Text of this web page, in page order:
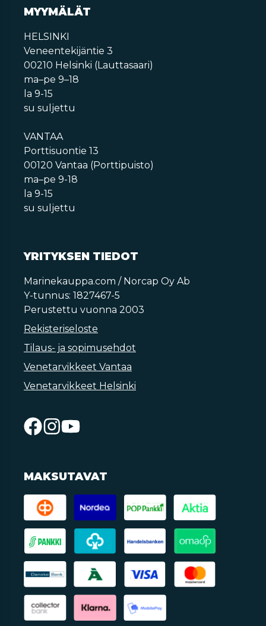
MYYMÄLÄT
HELSINKI
Veneentekijäntie 3
00210 Helsinki (Lauttasaari)
ma–pe 9–18
la 9-15
su suljettu
VANTAA
Porttisuontie 13
00120 Vantaa (Porttipuisto)
ma–pe 9-18
la 9-15
su suljettu
YRITYKSEN TIEDOT
Marinekauppa.com / Norcap Oy Ab
Y-tunnus: 1827467-5
Perustettu vuonna 2003
Rekisteriseloste
Tilaus- ja sopimusehdot
Venetarvikkeet Vantaa
Venetarvikkeet Helsinki
MAKSUTAVAT